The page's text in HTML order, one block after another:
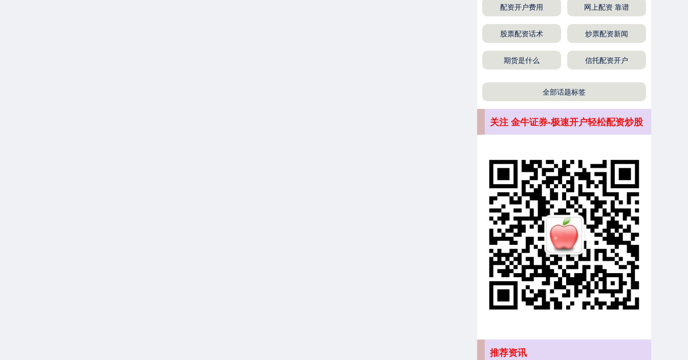
上证综指 3940.04 +39.68 +1.02%
深证成指 14311.01 +200.89 +1.42%
沪深300 4694.44 +43.13 +0.93%
北证50 1134.24 +11.37 +1.01%
配资开户费用 网上配资 靠谱
股票配资话术 炒票配资新闻
期货是什么 信托配资开户
全部话题标签
关注 金牛证券-极速开户轻松配资炒股
推荐资讯